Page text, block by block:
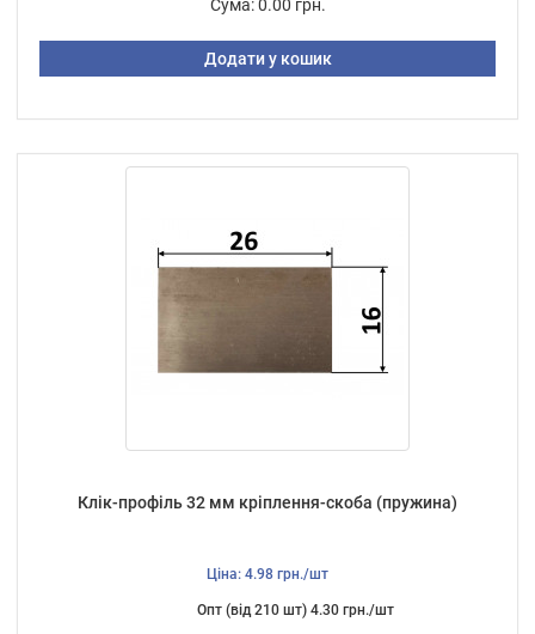
Сума: 0.00 грн.
Додати у кошик
Клік-профіль 32 мм кріплення-скоба (пружина)
Ціна: 4.98 грн./шт
Опт (від 210 шт) 4.30 грн./шт